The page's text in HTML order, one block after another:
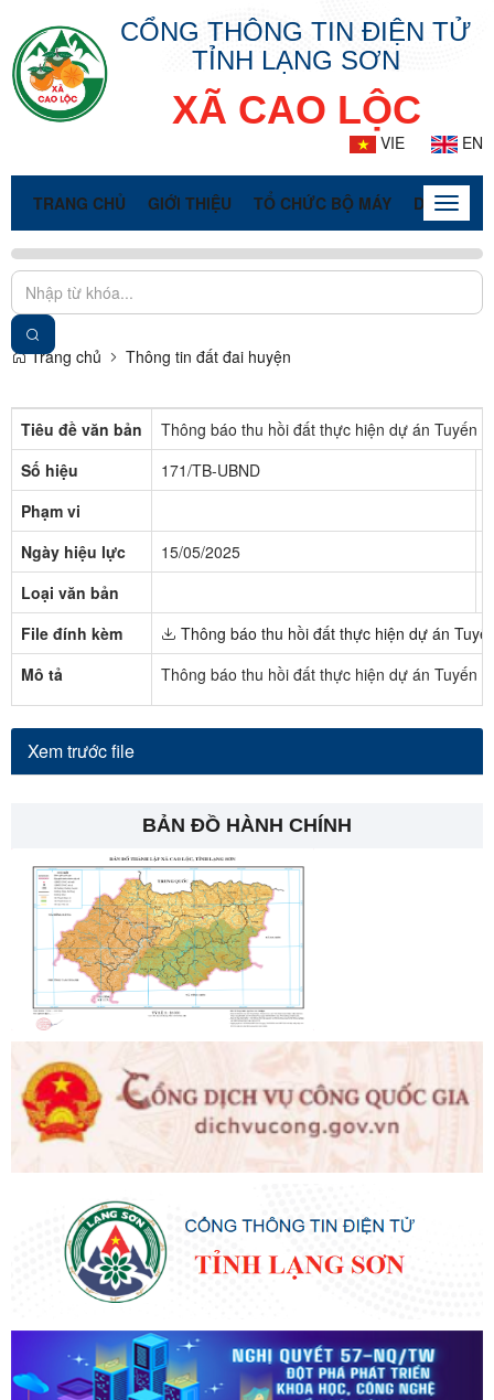
CỔNG THÔNG TIN ĐIỆN TỬ
TỈNH LẠNG SƠN
XÃ CAO LỘC
VIE EN
TRANG CHỦ GIỚI THIỆU TỔ CHỨC BỘ MÁY DOANH
Toggle
Trang chủ Thông tin đất đai huyện
Tiêu đề văn bản
Thông báo thu hồi đất thực hiện dự án Tuyến
Số hiệu
171/TB-UBND
Phạm vi
Ngày hiệu lực
15/05/2025
Loại văn bản
File đính kèm
Thông báo thu hồi đất thực hiện dự án
Mô tả
Thông báo thu hồi đất thực hiện dự án Tuyến
Xem trước file
BẢN ĐỒ HÀNH CHÍNH